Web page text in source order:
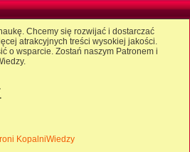
Chcemy się rozwijać i dostarczać
atrakcyjnych treści wysokiej jakości.
o wsparcie. Zostań naszym Patronem i
KopalniWiedzy